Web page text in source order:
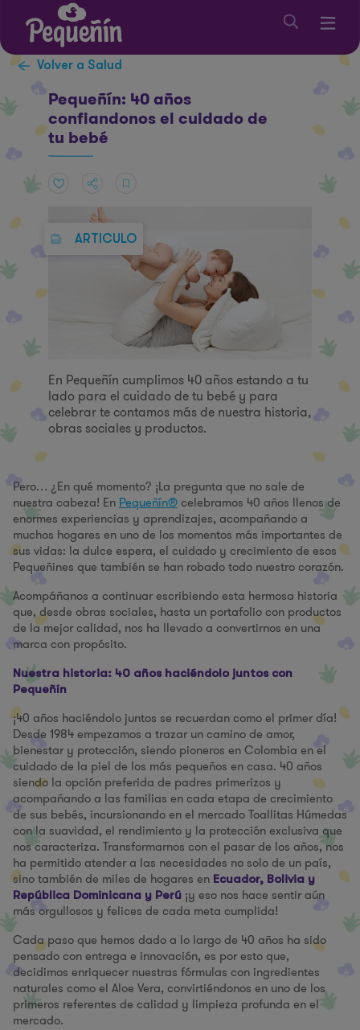
Volver a Salud
Pequeñín: 40 años
confiandonos el cuidado de
tu bebé
ARTICULO
En Pequeñín cumplimos 40 años estando a tu
lado para el cuidado de tu bebé y para
celebrar te contamos más de nuestra historia,
obras sociales y productos.
Pero… ¿En qué momento? ¡La pregunta que no sale de
nuestra cabeza! En Pequeñín®celebramos 40 años llenos de
enormes experiencias y aprendizajes, acompañando a
muchos hogares en uno de los momentos más importantes de
sus vidas: la dulce espera, el cuidado y crecimiento de esos
Pequeñines que también se han robado todo nuestro corazón.
Acompáñanos a continuar escribiendo esta hermosa historia
que, desde obras sociales, hasta un portafolio con productos
de la mejor calidad, nos ha llevado a convertirnos en una
marca con propósito.
Nuestra historia: 40 años haciéndolo juntos con
Pequeñín
¡40 años haciéndolo juntos se recuerdan como el primer día!
Desde 1984 empezamos a trazar un camino de amor,
bienestar y protección, siendo pioneros en Colombia en el
cuidado de la piel de los más pequeños en casa. 40 años
siendo la opción preferida de padres primerizos y
acompañando a las familias en cada etapa de crecimiento
de sus bebés, incursionando en el mercado Toallitas Húmedas
con la suavidad, el rendimiento y la protección exclusiva que
nos caracteriza. Transformarnos con el pasar de los años, nos
ha permitido atender a las necesidades no solo de un país,
sino también de miles de hogares en Ecuador, Bolivia y
República Dominicana y Perú ¡y eso nos hace sentir aún
más orgullosos y felices de cada meta cumplida!
Cada paso que hemos dado a lo largo de 40 años ha sido
pensado con entrega e innovación, es por esto que,
decidimos enriquecer nuestras fórmulas con ingredientes
naturales como el Aloe Vera, convirtiéndonos en uno de los
primeros referentes de calidad y limpieza profunda en el
mercado.